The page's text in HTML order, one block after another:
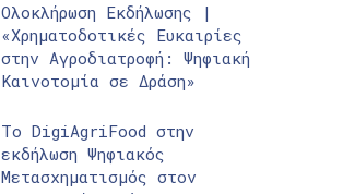
Ολοκλήρωση Εκδήλωσης |
«Χρηματοδοτικές Ευκαιρίες
στην Αγροδιατροφή: Ψηφιακή
Καινοτομία σε Δράση»
Το DigiAgriFood στην
εκδήλωση Ψηφιακός
Μετασχηματισμός στον